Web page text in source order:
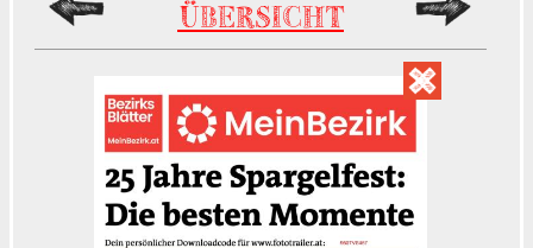
ÜBERSICHT